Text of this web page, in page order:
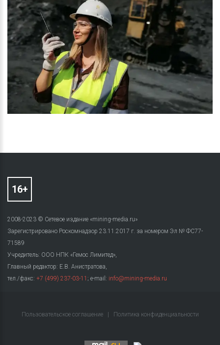
2008-2023 © Сетевое издание «mining-media.ru»
Зарегистрировано Роскомнадзор 23.11.2017 г. за номером Эл № ФС77-
71589
Учредитель: ООО НПК «Гемос Лимитед»,
Главный редактор: Е.В. Анистратова,
тел./факс: +7 (499) 237-03-11 ; e-mail: info@mining-media.ru
Пользовательское соглашение Политика конфиденциальности